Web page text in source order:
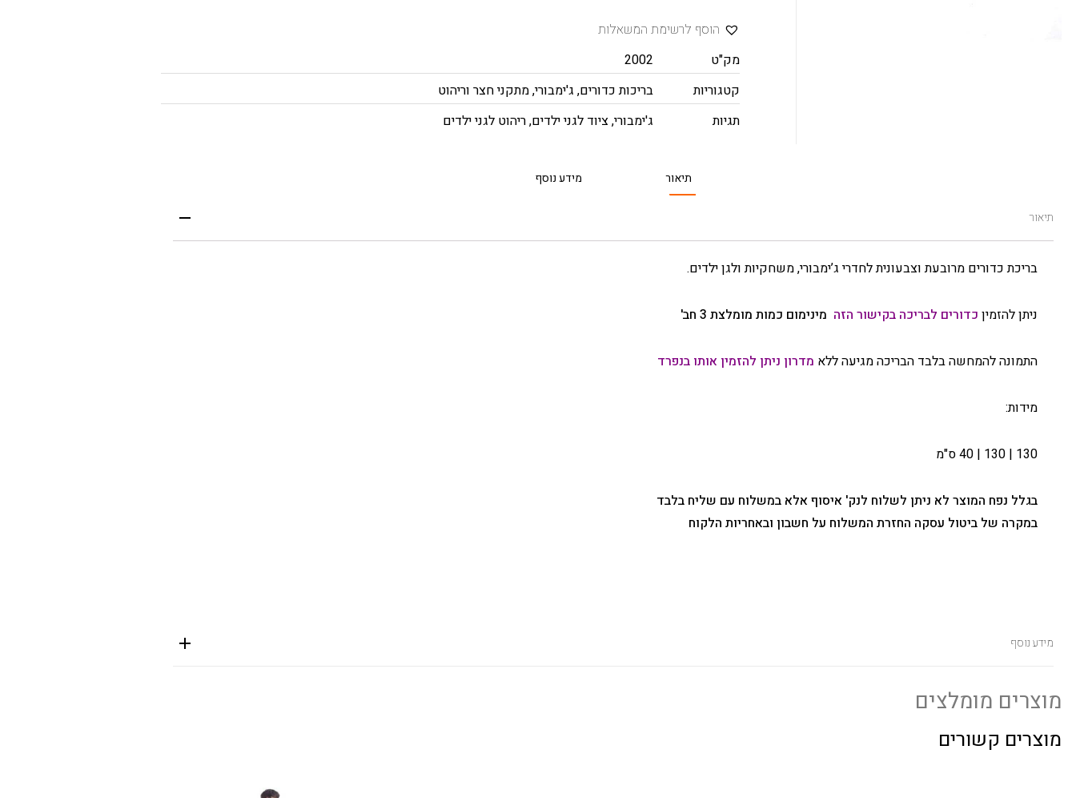
הוסף לרשימת המשאלות
מק"ט
2002
קטגוריות
בריכות כדורים, ג'ימבורי,מתקני חצר וריהוט
תגיות
ג'ימבורי,ציוד לגני ילדים,ריהוט לגני ילדים
תיאור מידע נוסף
תיאור
בריכת כדורים מרובעת וצבעונית לחדרי ג’ימבורי, משחקיות ולגן ילדים.
ניתן להזמין כדורים לבריכה בקישור הזה מינימום כמות מומלצת 3 חב'
התמונה להמחשה בלבד הבריכה מגיעה ללא מדרון ניתן להזמין אותו בנפרד
מידות:
130 | 130 | 40 ס"מ
בגלל נפח המוצר לא ניתן לשלוח לנק' איסוף אלא במשלוח עם שליח בלבד
במקרה של ביטול עסקה החזרת המשלוח על חשבון ובאחריות הלקוח
מידע נוסף
מוצרים מומלצים
מוצרים קשורים